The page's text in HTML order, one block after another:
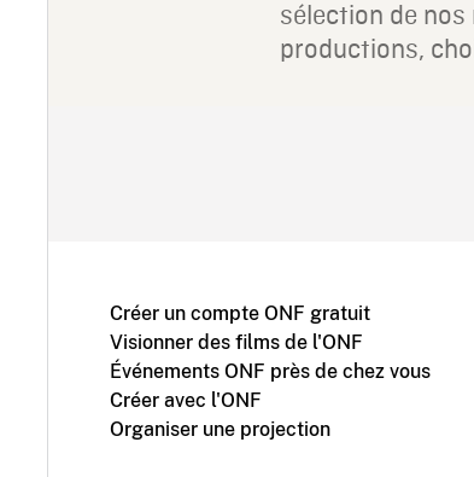
sélection de nos
productions,
Créer un compte ONF gratuit
Visionner des films de l'ONF
Événements ONF près de chez vous
Créer avec l'ONF
Organiser une projection